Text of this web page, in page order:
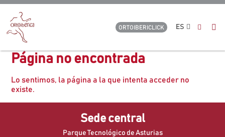
ORTOIBERICLICK ES
Página no encontrada
Lo sentimos, la página a la que intenta acceder no
existe.
Sede central
Parque Tecnológico de Asturias